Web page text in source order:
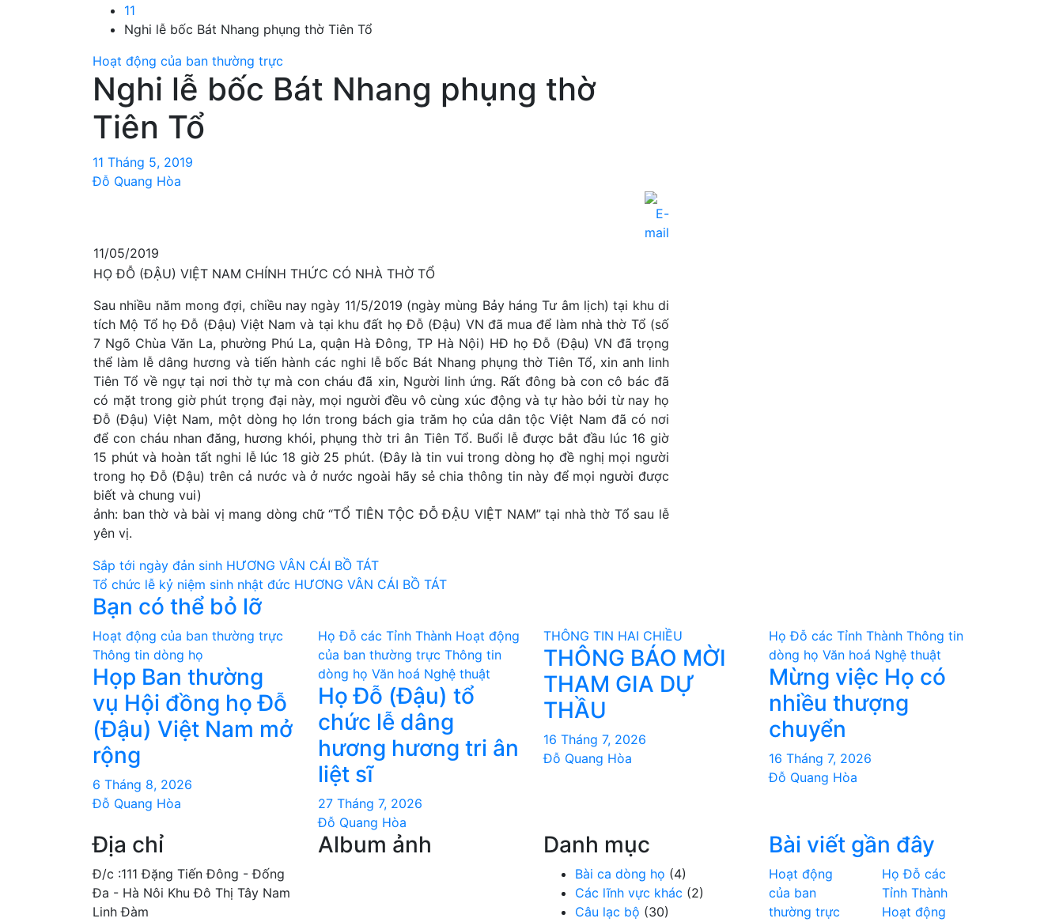
11
Nghi lễ bốc Bát Nhang phụng thờ Tiên Tổ
Hoạt động của ban thường trực
Nghi lễ bốc Bát Nhang phụng thờ
Tiên Tổ
11 Tháng 5, 2019
Đỗ Quang Hòa
11/05/2019
HỌ ĐỖ (ĐẬU) VIỆT NAM CHÍNH THỨC CÓ NHÀ THỜ TỔ
Sau nhiều năm mong đợi, chiều nay ngày 11/5/2019 (ngày mùng Bảy háng Tư âm lịch) tại khu di
tích Mộ Tổ họ Đỗ (Đậu) Việt Nam và tại khu đất họ Đỗ (Đậu) VN đã mua để làm nhà thờ Tổ (số
7 Ngõ Chùa Văn La, phường Phú La, quận Hà Đông, TP Hà Nội) HĐ họ Đỗ (Đậu) VN đã trọng
thể làm lễ dâng hương và tiến hành các nghi lễ bốc Bát Nhang phụng thờ Tiên Tổ, xin anh linh
Tiên Tổ về ngự tại nơi thờ tự mà con cháu đã xin, Người linh ứng. Rất đông bà con cô bác đã
có mặt trong giờ phút trọng đại này, mọi người đều vô cùng xúc động và tự hào bởi từ nay họ
Đỗ (Đậu) Việt Nam, một dòng họ lớn trong bách gia trăm họ của dân tộc Việt Nam đã có nơi
để con cháu nhan đăng, hương khói, phụng thờ tri ân Tiên Tổ. Buổi lễ được bắt đầu lúc 16 giờ
15 phút và hoàn tất nghi lễ lúc 18 giờ 25 phút. (Đây là tin vui trong dòng họ đề nghị mọi người
trong họ Đỗ (Đậu) trên cả nước và ở nước ngoài hãy sẻ chia thông tin này để mọi người được
biết và chung vui)
ảnh: ban thờ và bài vị mang dòng chữ “TỔ TIÊN TỘC ĐỖ ĐẬU VIỆT NAM” tại nhà thờ Tổ sau lễ
yên vị.
Điều
hướng
bài
viết
Sắp tới ngày đản sinh HƯƠNG VÂN CÁI BỒ TÁT
Tổ chức lễ kỷ niệm sinh nhật đức HƯƠNG VÂN CÁI BỒ TÁT
Bạn có thể bỏ lỡ
Hoạt động của ban thường trực
Thông tin dòng họ
Họp Ban thường
vụ Hội đồng họ Đỗ
(Đậu) Việt Nam mở
rộng
6 Tháng 8, 2026
Đỗ Quang Hòa
Họ Đỗ các Tỉnh Thành Hoạt động
của ban thường trực Thông tin
dòng họ Văn hoá Nghệ thuật
Họ Đỗ (Đậu) tổ
chức lễ dâng
hương hương tri ân
liệt sĩ
27 Tháng 7, 2026
Đỗ Quang Hòa
THÔNG TIN HAI CHIỀU
THÔNG BÁO MỜI
THAM GIA DỰ
THẦU
16 Tháng 7, 2026
Đỗ Quang Hòa
Họ Đỗ các Tỉnh Thành Thông tin
dòng họ Văn hoá Nghệ thuật
Mừng việc Họ có
nhiều thượng
chuyển
16 Tháng 7, 2026
Đỗ Quang Hòa
Địa chỉ
Đ/c :111 Đặng Tiến Đông - Đống
Đa - Hà Nôi Khu Đô Thị Tây Nam
Linh Đàm
Album ảnh Danh mục
Bài ca dòng họ (4)
Các lĩnh vực khác (2)
Câu lạc bộ (30)
Bài viết gần đây
Hoạt động
của ban
thường trực
Họ Đỗ các
Tỉnh Thành
Hoạt động